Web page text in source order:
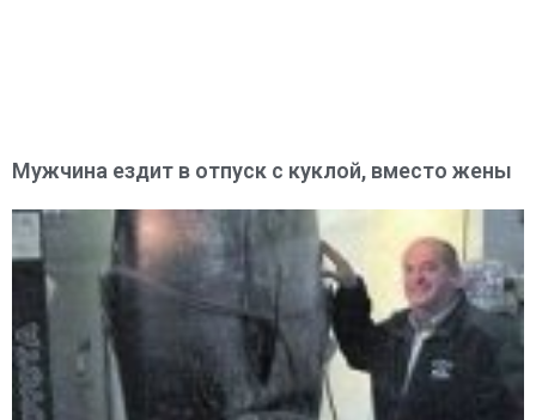
Мужчина ездит в отпуск с куклой, вместо жены